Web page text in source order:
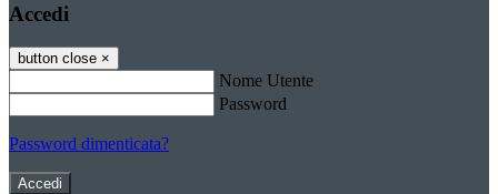
Accedi
button close ×
Nome Utente
Password
Password dimenticata?